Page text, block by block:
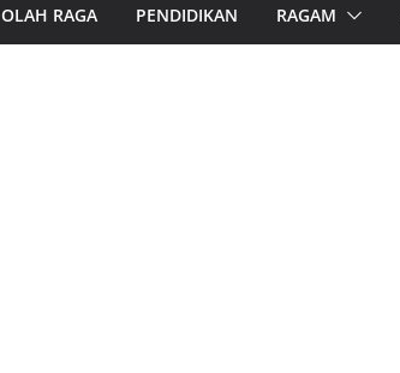
OLAH RAGA PENDIDIKAN RAGAM